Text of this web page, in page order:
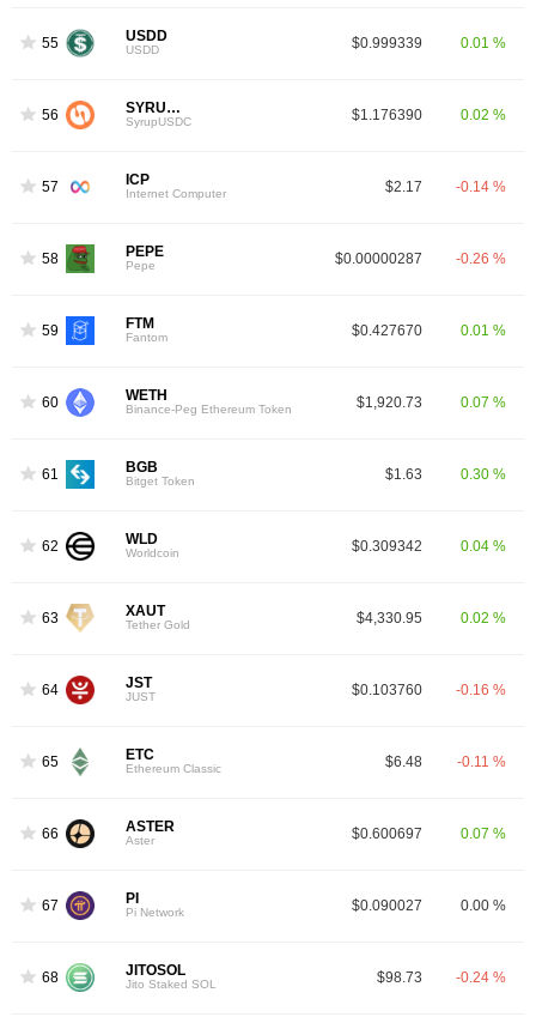
55 USDD
USDD $0.999339 0.01 %
56 SYRUPUSDC
SyrupUSDC $1.176390 0.02 %
57 ICP
Internet Computer $2.17 -0.14 %
58 PEPE
Pepe $0.00000287 -0.26 %
59 FTM
Fantom $0.427670 0.01 %
60 WETH
Binance-Peg Ethereum Token $1,920.73 0.07 %
61 BGB
Bitget Token $1.63 0.30 %
62 WLD
Worldcoin $0.309342 0.04 %
63 XAUT
Tether Gold $4,330.95 0.02 %
64 JST
JUST $0.103760 -0.16 %
65 ETC
Ethereum Classic $6.48 -0.11 %
66 ASTER
Aster $0.600697 0.07 %
67 PI
Pi Network $0.090027 0.00 %
68 JITOSOL
Jito Staked SOL $98.73 -0.24 %